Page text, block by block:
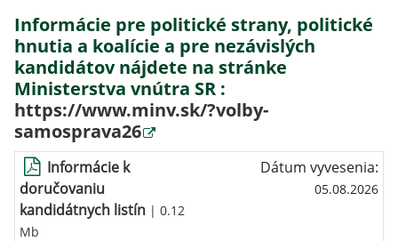
Informácie pre politické strany, politické
hnutia a koalície a pre nezávislých
kandidátov nájdete na stránke
Ministerstva vnútra SR :
https://www.minv.sk/?volby-
samosprava26
Informácie k
doručovaniu
kandidátnych listín | 0.12
Mb
Dátum vyvesenia:
05.08.2026